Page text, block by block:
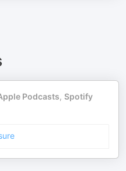
Podcasts, Spotify